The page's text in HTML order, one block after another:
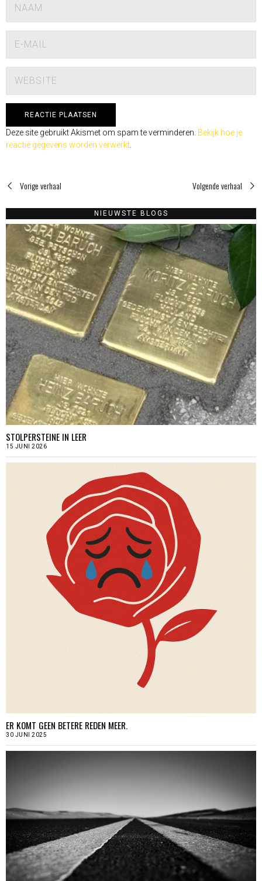
Deze site gebruikt Akismet om spam te verminderen. Bekijk hoe je
reactie gegevens worden verwerkt.
Vorige verhaal Volgende verhaal
NIEUWSTE BLOGS
STOLPERSTEINE IN LEER
15 JUNI 2026
ER KOMT GEEN BETERE REDEN MEER.
30 JUNI 2025